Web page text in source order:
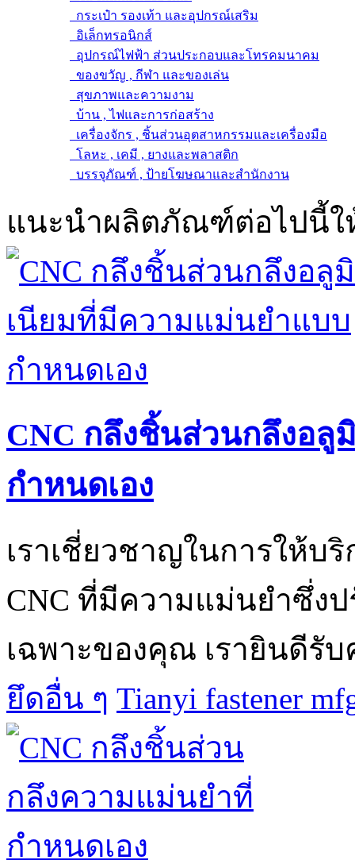
กระเป๋า รองเท้า และอุปกรณ์เสริม
อิเล็กทรอนิกส์
อุปกรณ์ไฟฟ้า ส่วนประกอบและโทรคมนาคม
ของขวัญ , กีฬา และของเล่น
สุขภาพและความงาม
บ้าน , ไฟและการก่อสร้าง
เครื่องจักร , ชิ้นส่วนอุตสาหกรรมและเครื่องมือ
โลหะ , เคมี , ยางและพลาสติก
บรรจุภัณฑ์ , ป้ายโฆษณาและสำนักงาน
แนะนำผลิตภัณฑ์ต่อไปนี้
CNC กลึงชิ้นส่วนกลึงอ
กำหนดเอง
เราเชี่ยวชาญในการให้บ
CNC ที่มีความแม่นยำซึ่ง
เฉพาะของคุณ เรายินดีรั
ยึดอื่น ๆ Tianyi fastener